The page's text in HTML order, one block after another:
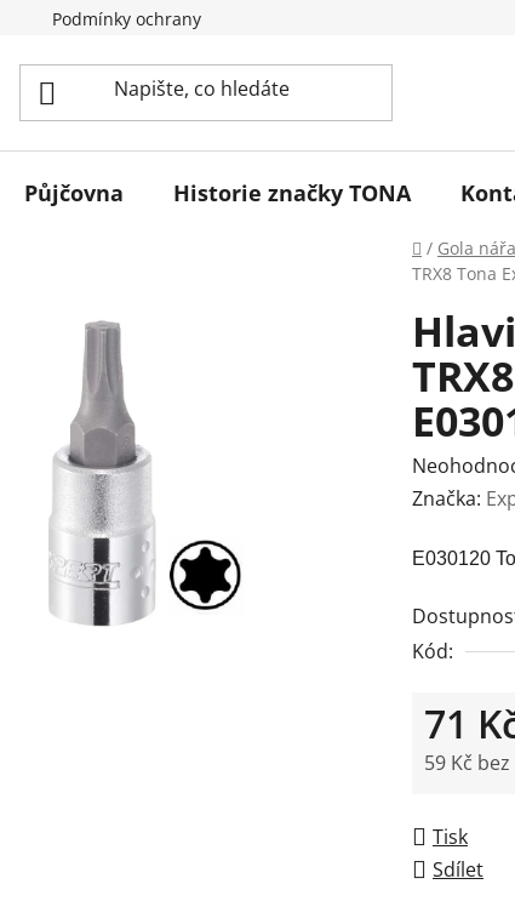
Podmínky ochrany osobních údajů
Půjčovna Historie značky TONA
Domů
/ Gola
TRX8 Tona
Průměrné
hodnocení
je
z
5
Značka:
E030120
Kód:
71
59 Kč bez
Tisk
Sdílet